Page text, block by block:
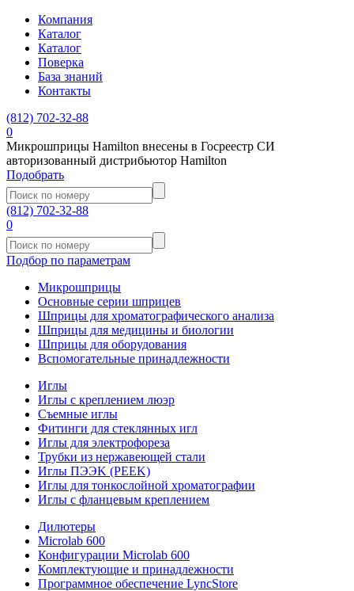
Компания
Каталог
Каталог
Поверка
База знаний
Контакты
(812) 702-32-88
0
Микрошприцы Hamilton внесены в Госреестр СИ
авторизованный дистрибьютор Hamilton
Подобрать
(812) 702-32-88
0
Подбор по параметрам
Микрошприцы
Основные серии шприцев
Шприцы для хроматографического анализа
Шприцы для медицины и биологии
Шприцы для оборудования
Вспомогательные принадлежности
Иглы
Иглы с креплением люэр
Съемные иглы
Фитинги для стеклянных игл
Иглы для электрофореза
Трубки из нержавеющей стали
Иглы ПЭЭK (PEEK)
Иглы для тонкослойной хроматографии
Иглы с фланцевым креплением
Дилютеры
Microlab 600
Конфигурации Microlab 600
Комплектующие и принадлежности
Программное обеспечение LyncStore